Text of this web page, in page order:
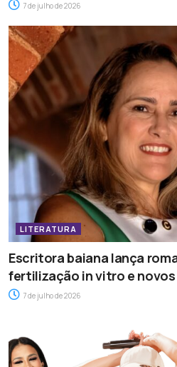
7 de julho de 2026
LITERATURA
Escritora baiana lança
fertilização in vitro e
7 de julho de 2026